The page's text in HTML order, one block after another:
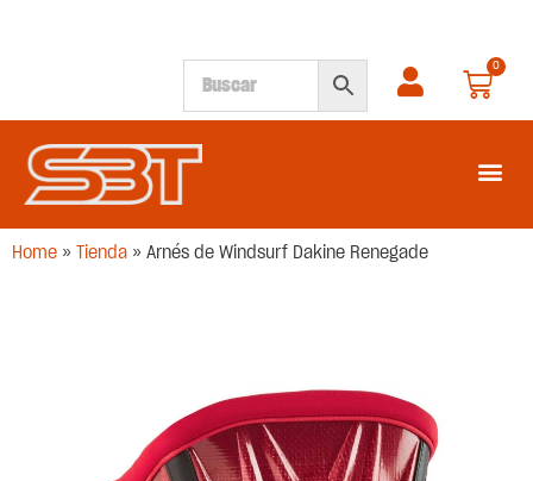
0
Home » Tienda » Arnés de Windsurf Dakine Renegade